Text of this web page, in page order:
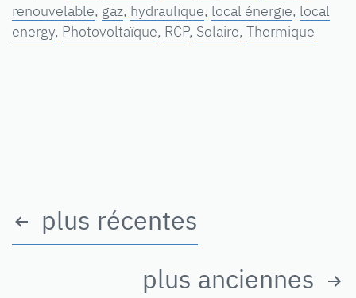
renouvelable, gaz, hydraulique, local énergie, local
energy, Photovoltaïque, RCP, Solaire, Thermique
Pagination
des
publications
plus récentes
plus anciennes